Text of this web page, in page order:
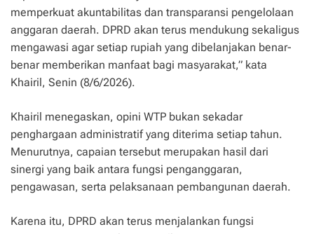
memperkuat akuntabilitas dan transparansi pengelolaan
anggaran daerah. DPRD akan terus mendukung sekaligus
mengawasi agar setiap rupiah yang dibelanjakan benar-
benar memberikan manfaat bagi masyarakat,” kata
Khairil, Senin (8/6/2026).
Khairil menegaskan, opini WTP bukan sekadar
penghargaan administratif yang diterima setiap tahun.
Menurutnya, capaian tersebut merupakan hasil dari
sinergi yang baik antara fungsi penganggaran,
pengawasan, serta pelaksanaan pembangunan daerah.
Karena itu, DPRD akan terus menjalankan fungsi